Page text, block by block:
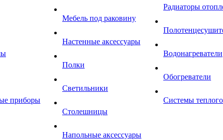
приборы
Мебель под раковину
Настенные аксессуары
Полки
Светильники
Столешницы
Напольные аксессуары
Радиаторы
Водонагреватели
Обогреватели
Системы